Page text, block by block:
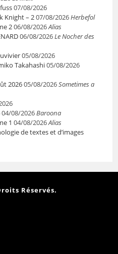
07/08/2026
Knight – 207/08/2026Herbefol
206/08/2026Alias
06/08/2026Le Nocher des
05/08/2026
Takahashi05/08/2026
202605/08/2026Sometimes a
04/08/2026Baroona
1 04/08/2026Alias
de textes et d’images
Réservés.